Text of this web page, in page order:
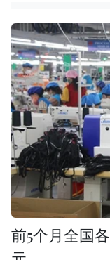
前5个月全国